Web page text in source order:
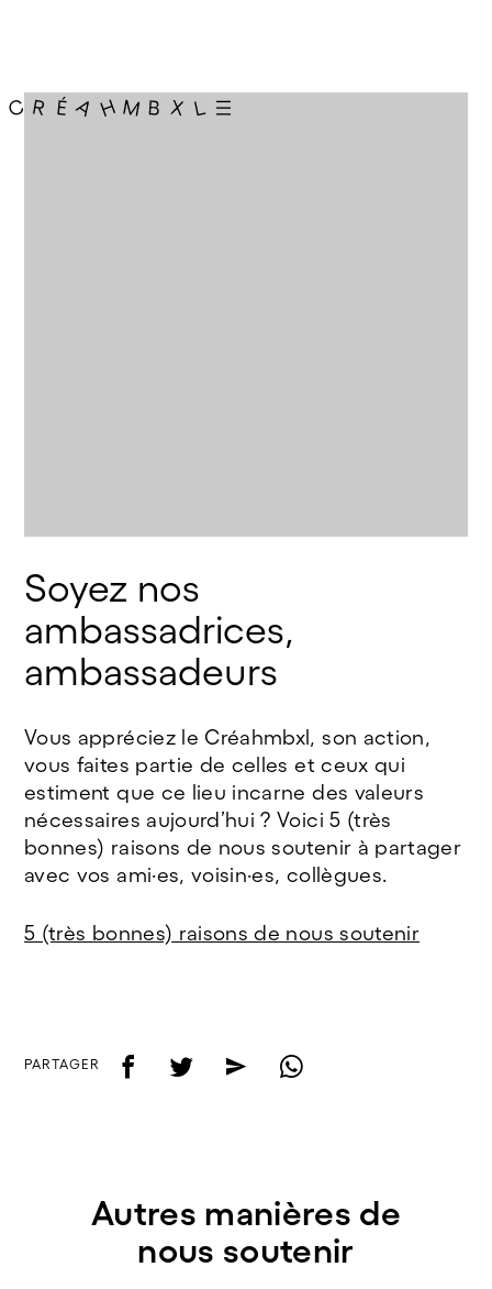
Soyez nos
ambassadrices,
ambassadeurs
Vous appréciez le Créahmbxl, son action,
vous faites partie de celles et ceux qui
estiment que ce lieu incarne des valeurs
nécessaires aujourd’hui ? Voici 5 (très
bonnes) raisons de nous soutenir à partager
avec vos ami·es, voisin·es, collègues.
5 (très bonnes) raisons de nous soutenir
PARTAGER f t e w
Autres manières de
nous soutenir